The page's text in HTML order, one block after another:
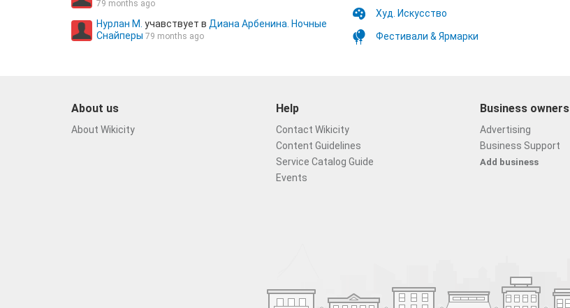
79 months ago
Нурлан М. учавствует в Диана Арбенина. Ночные
Снайперы 79 months ago
Худ. Искусство
Фестивали & Ярмарки
About us
About Wikicity
Help
Contact Wikicity
Content Guidelines
Service Catalog Guide
Events
Business owners
Advertising
Business Support
Add business